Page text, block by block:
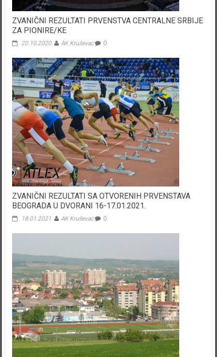
ZVANIČNI REZULTATI PRVENSTVA CENTRALNE SRBIJE
ZA PIONIRE/KE
20.10.2020. AK Kruševac 0
ZVANIČNI REZULTATI SA OTVORENIH PRVENSTAVA
BEOGRADA U DVORANI 16-17.01.2021.
18.01.2021. AK Kruševac 0